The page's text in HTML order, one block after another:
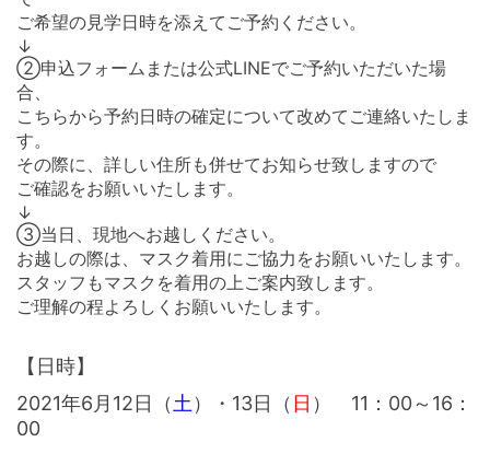
ご希望の見学日時を添えてご予約ください。
↓
②申込フォームまたは公式LINEでご予約いただいた場
合、
こちらから予約日時の確定について改めてご連絡いたしま
す。
その際に、詳しい住所も併せてお知らせ致しますので
ご確認をお願いいたします。
↓
③当日、現地へお越しください。
お越しの際は、マスク着用にご協力をお願いいたします。
スタッフもマスクを着用の上ご案内致します。
ご理解の程よろしくお願いいたします。
【日時】
2021年6月12日（ 土 ）・13日（ 日 ） 11：00～16：
00